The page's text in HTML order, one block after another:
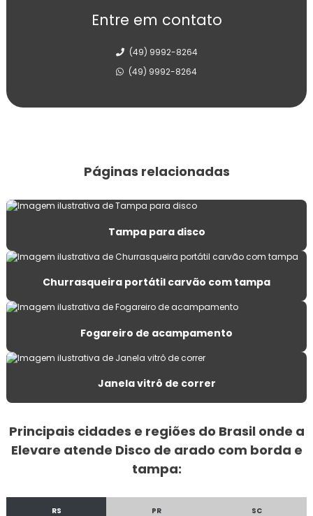
Carrinho de mão resistente
Chapa de ferro para fogão a lenha
Churrasqueira de costelão
Churrasqueira inox a carvão
Churrasqueira inox a carvão grande
Churrasqueira metálica de parede
Churrasqueira portátil a carvão grande
Churrasqueira portátil carvão com tampa
Churrasqueira toda inox
Entre em contato
(49) 9992-8264
(49) 9992-8264
Páginas relacionadas
Tampa para disco
Churrasqueira portátil carvão com tampa
Fogareiro de acampamento
Janela vitrô de correr
Principais cidades e regiões do Brasil onde a
Elevare atende Disco de arado com borda e
tampa:
RS PR SC